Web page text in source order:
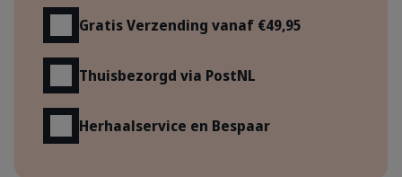
Gratis Verzending vanaf €49,95
Thuisbezorgd via PostNL
Herhaalservice en Bespaar